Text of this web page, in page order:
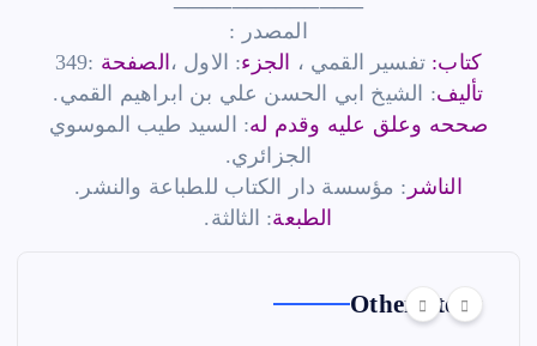
المصدر :
كتاب: تفسير القمي ، الجزء: الاول ، الصفحة :349
تأليف: الشيخ ابي الحسن علي بن ابراهيم القمي.
صححه وعلق عليه وقدم له: السيد طيب الموسوي
الجزائري.
الناشر : مؤسسة دار الكتاب للطباعة والنشر.
الطبعة: الثالثة.
Other Story